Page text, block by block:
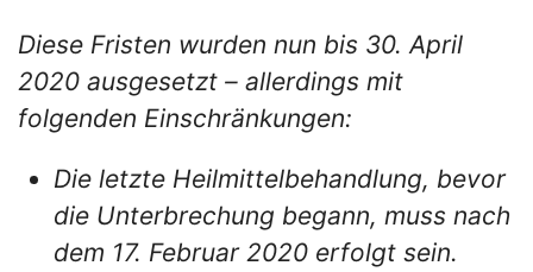
Diese Fristen wurden nun bis 30. April
2020 ausgesetzt – allerdings mit
folgenden Einschränkungen:
Die letzte Heilmittelbehandlung, bevor
die Unterbrechung begann, muss nach
dem 17. Februar 2020 erfolgt sein.